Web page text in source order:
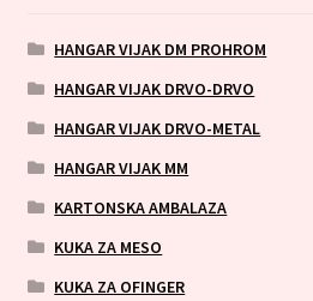
HANGAR VIJAK DM PROHROM
HANGAR VIJAK DRVO-DRVO
HANGAR VIJAK DRVO-METAL
HANGAR VIJAK MM
KARTONSKA AMBALAZA
KUKA ZA MESO
KUKA ZA OFINGER